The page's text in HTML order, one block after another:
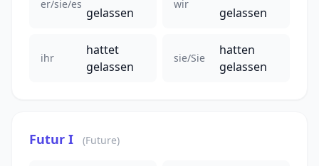
er/sie/es
gelassen
wir
gelassen
ihr
hattet
gelassen
sie/Sie
hatten
gelassen
Futur I (Future)